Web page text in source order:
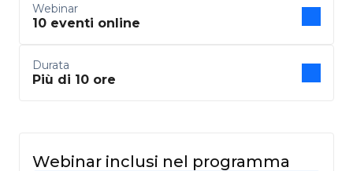
Webinar
10 eventi online
Durata
Più di 10 ore
Webinar inclusi nel programma